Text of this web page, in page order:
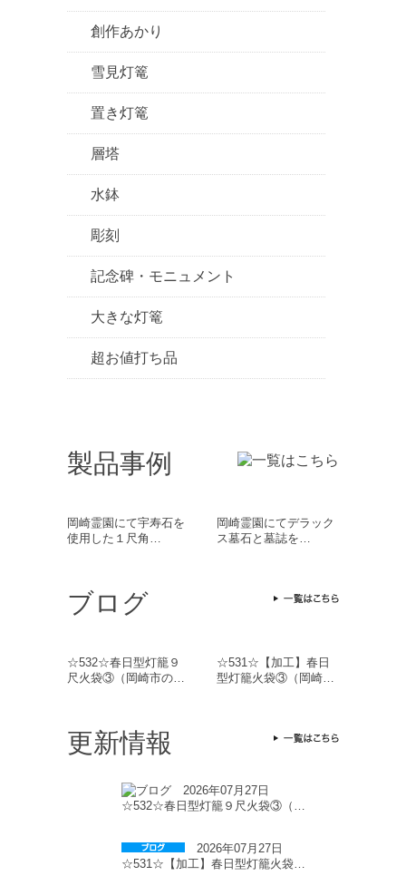
創作あかり
雪見灯篭
置き灯篭
層塔
水鉢
彫刻
記念碑・モニュメント
大きな灯篭
超お値打ち品
製品事例
岡崎霊園にて宇寿石を
使用した１尺角…
岡崎霊園にてデラック
ス墓石と墓誌を…
ブログ
☆532☆春日型灯籠９
尺火袋③（岡崎市の…
☆531☆【加工】春日
型灯籠火袋③（岡崎…
更新情報
2026年07月27日
☆532☆春日型灯籠９尺火袋③（…
2026年07月27日
☆531☆【加工】春日型灯籠火袋…